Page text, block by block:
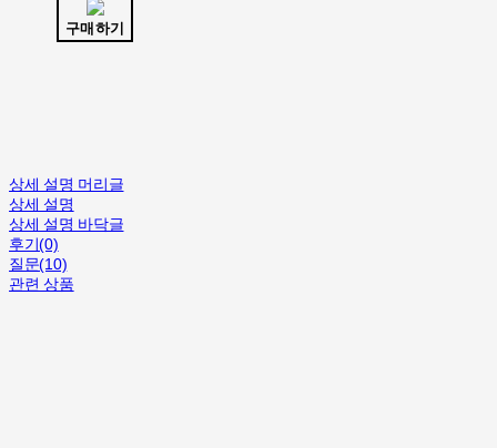
구매하기
상세 설명 머리글
상세 설명
상세 설명 바닥글
후기(0)
질문(10)
관련 상품